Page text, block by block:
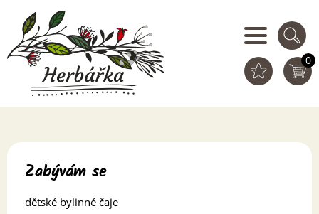
0
Zabývám se
dětské bylinné čaje